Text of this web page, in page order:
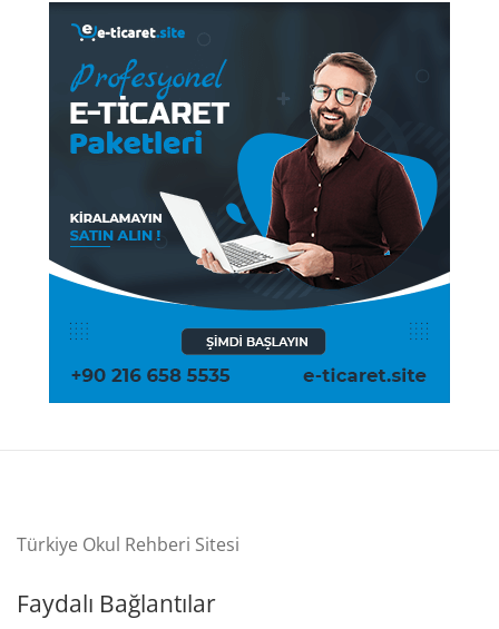
Türkiye Okul Rehberi Sitesi
Faydalı Bağlantılar